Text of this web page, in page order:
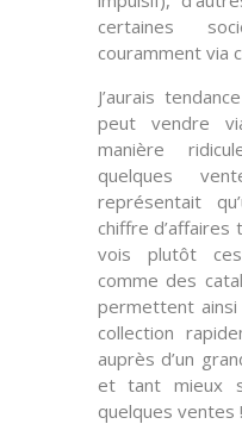
certaines
courammentvia
J’aurais
peut vendre
manière
quelques
représentait
chiffre d’affaires
vois plutôt
comme des
permettent
collection
auprès d’un
ettant mieux
quelques ventes !